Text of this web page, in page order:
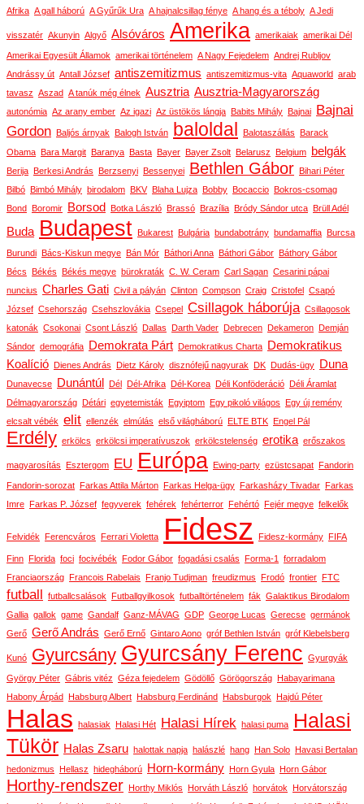
Afrika A gall háború A Gyűrűk Ura A hajnalcsillag fénye A hang és a téboly A Jedi
visszatér Akunyin Algyő Alsóváros Amerika amerikaiak amerikai Dél
Amerikai Egyesült Államok amerikai történelem A Nagy Fejedelem Andrej Rubljov
Andrássy út Antall József antiszemitizmus antiszemitizmus-vita Aquaworld arab
tavasz Aszad A tanúk még élnek Ausztria Ausztria-Magyarország
autonómia Az arany ember Az igazi Az üstökös lángja Babits Mihály Bajnai Bajnai
Gordon
Baljós árnyak Balogh István baloldal Balotaszállás
Barack
Obama
Bara Margit Baranya Basta Bayer Bayer Zsolt Belarusz Belgium belgák
Berija Berkesi András Berzsenyi Bessenyei Bethlen Gábor
Bihari Péter
Bilbó
Bimbó Mihály birodalom BKV Blaha Lujza Bobby Bocaccio
Bokros-csomag
Bond
Boromir Borsod Botka László Brassó Brazília Bródy Sándor utca Brüll Adél
Buda Budapest Bukarest Bulgária bundabotrány bundamaffia Burcsa
Burundi Bács-Kiskun megye Bán Mór Báthori Anna Báthori Gábor
Báthory Gábor
Bécs
Békés Békés megye bürokraták C. W. Ceram Carl Sagan Cesarini pápai
nuncius Charles Gati Civil a pályán Clinton Compson Craig Cristofel
Csapó
József Csehország Csehszlovákia Csepel Csillagok háborúja Csillagosok
katonák Csokonai Csont László Dallas Darth Vader Debrecen Dekameron
Demján
Sándor demográfia Demokrata Párt Demokratikus Charta
Demokratikus
Koalíció
Dienes András Dietz Károly disznófejű nagyurak DK Dudás-ügy Duna
Dunavecse Dunántúl Dél Dél-Afrika Dél-Korea Déli Konföderáció
Déli Áramlat
Délmagyarország
Détári egyetemisták Egyiptom Egy pikoló világos
Egy új remény
elcsalt vébék elit ellenzék elmúlás első világháború ELTE BTK Engel Pál
Erdély erkölcs erkölcsi imperatívuszok erkölcstelenség erotika erőszakos
magyarosítás Esztergom EU Európa Ewing-party ezüstcsapat Fandorin
Fandorin-sorozat Farkas Attila Márton Farkas Helga-ügy Farkasházy Tivadar
Farkas
Imre
Farkas P. József fegyverek fehérek fehérterror Fehértó Fejér megye felkelők
Felvidék Ferencváros Ferrari Violetta Fidesz Fidesz-kormány FIFA
Finn Florida foci focivébék Fodor Gábor fogadási csalás Forma-1
forradalom
Franciaország
Francois Rabelais Franjo Tudjman freudizmus Frodó frontier FTC
futball futballcsalások Futballgyilkosok futballtörténelem fák Galaktikus Birodalom
Gallia gallok game Gandalf Ganz-MÁVAG GDP George Lucas Gerecse germánok
Gerő Gerő András Gerő Ernő Gintaro Aono gróf Bethlen István gróf Klebelsberg
Kunó Gyurcsány Gyurcsány Ferenc Gyurgyák
György Péter Gábris vitéz Géza fejedelem Gödöllő Görögország
Habayarimana
Habony Árpád
Habsburg Albert Habsburg Ferdinánd Habsburgok Hajdú Péter
Halas halasiak Halasi Hét Halasi Hírek halasi puma
Halasi
Tükör Halas Zsaru halottak napja halászlé hang Han Solo
Havasi Bertalan
hedonizmus
Hellasz hidegháború Horn-kormány Horn Gyula Horn Gábor
Horthy-rendszer Horthy Miklós Horváth László horvátok
Horvátország